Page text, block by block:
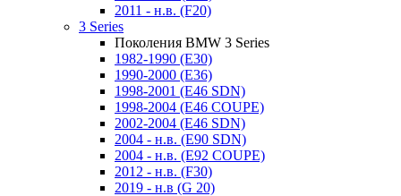
2011 - н.в. (F20)
3 Series
Поколения BMW 3 Series
1982-1990 (E30)
1990-2000 (E36)
1998-2001 (E46 SDN)
1998-2004 (E46 COUPE)
2002-2004 (E46 SDN)
2004 - н.в. (E90 SDN)
2004 - н.в. (E92 COUPE)
2012 - н.в. (F30)
2019 - н.в (G 20)